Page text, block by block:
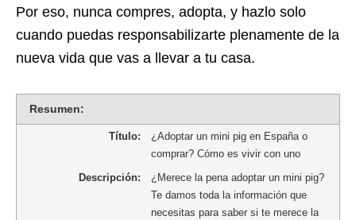
Por eso, nunca compres, adopta, y hazlo solo
cuando puedas responsabilizarte plenamente de la
nueva vida que vas a llevar a tu casa.
Resumen:
Título:
¿Adoptar un mini pig en España o
comprar? Cómo es vivir con uno
Descripción:
¿Merece la pena adoptar un mini pig?
Te damos toda la información que
necesitas para saber si te merece la